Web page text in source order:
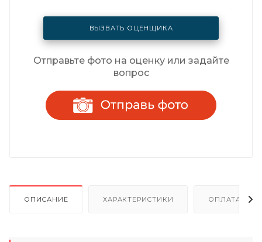
ВЫЗВАТЬ ОЦЕНЩИКА
Отправьте фото на оценку или задайте
вопрос
ОПИСАНИЕ ХАРАКТЕРИСТИКИ ОПЛАТА И